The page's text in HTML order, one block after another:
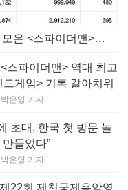
[8월 1주 국내 박스] 5일 만에 338만 모은 <스파이더맨> 극장가 235% 대반등, <호프>는 400만 돌파
스파이더맨> 역대 최고
게임> 기록 갈아치워
박은영 기자
초대, 한국 첫 방문 놀
들었다”
박은영 기자
22회 제천국제음악영